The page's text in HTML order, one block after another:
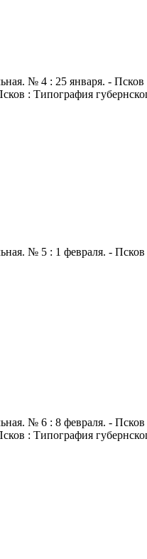
№ 4 : 25 января. -
: Типография
№ 5 : 1 февраля. -
№ 6 : 8 февраля. -
: Типография